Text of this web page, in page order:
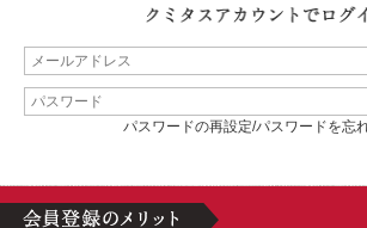
パスワードの再設定/パスワードを忘